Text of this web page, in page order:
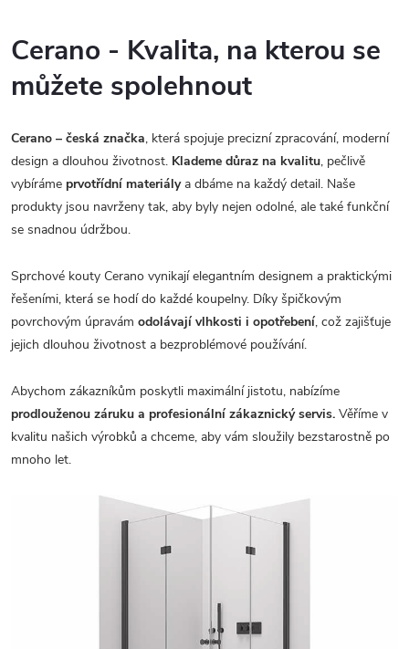
Cerano - Kvalita, na kterou se
můžete spolehnout
Cerano – česká značka, která spojuje precizní zpracování, moderní
design a dlouhou životnost. Klademe důraz na kvalitu, pečlivě
vybíráme prvotřídní materiálya dbáme na každý detail. Naše
produkty jsou navrženy tak, aby byly nejen odolné, ale také funkční
se snadnou údržbou.
Sprchové kouty Cerano vynikají elegantním designem a praktickými
řešeními, která se hodí do každé koupelny. Díky špičkovým
povrchovým úpravám odolávají vlhkosti i opotřebení, což zajišťuje
jejich dlouhou životnost a bezproblémové používání.
Abychom zákazníkům poskytli maximální jistotu, nabízíme
prodlouženou záruku a profesionální zákaznický servis. Věříme v
kvalitu našich výrobků a chceme, aby vám sloužily bezstarostně po
mnoho let.